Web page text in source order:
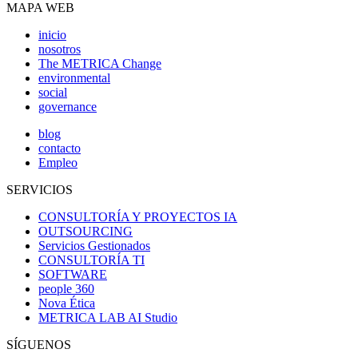
MAPA WEB
inicio
nosotros
The METRICA Change
environmental
social
governance
blog
contacto
Empleo
SERVICIOS
CONSULTORÍA Y PROYECTOS IA
OUTSOURCING
Servicios Gestionados
CONSULTORÍA TI
SOFTWARE
people 360
Nova Ética
METRICA LAB AI Studio
SÍGUENOS